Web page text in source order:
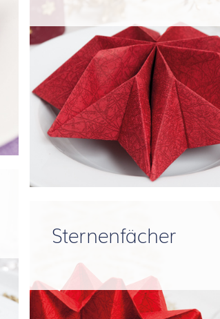
Sternenfächer